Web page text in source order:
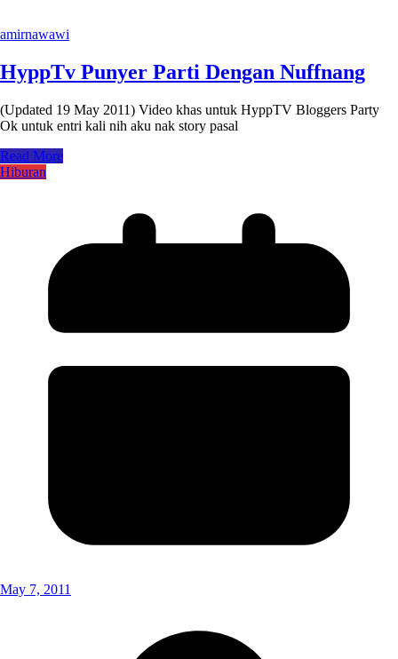
amirnawawi
HyppTv Punyer Parti Dengan Nuffnang
(Updated 19 May 2011) Video khas untuk HyppTV Bloggers Party
Ok untuk entri kali nih aku nak story pasal
Read More
Hiburan
May 7, 2011